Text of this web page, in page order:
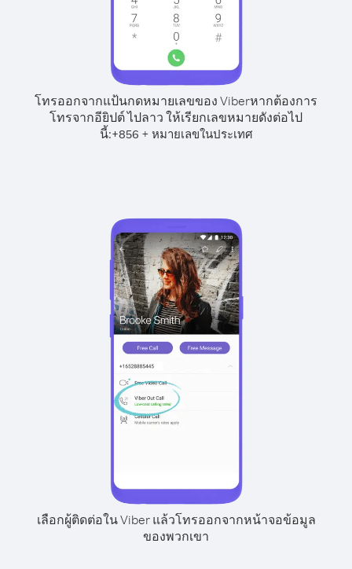
โทรออกจากแป้นกดหมายเลขของ Viberหากต้องการ
โทรจากอียิปต์ ไปลาว ให้เรียกเลขหมายดังต่อไป
นี้:+856 + หมายเลขในประเทศ
เลือกผู้ติดต่อใน Viber แล้วโทรออกจากหน้าจอข้อมูล
ของพวกเขา